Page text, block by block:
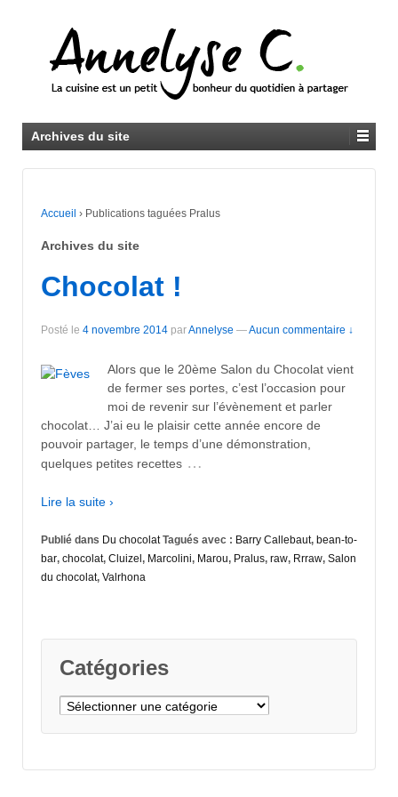
Archives du site
Accueil › Publications taguées Pralus
Archives du site
Chocolat !
Posté le 4 novembre 2014 parAnnelyse —Aucun commentaire ↓
Alors que le 20ème Salon du Chocolat vient
de fermer ses portes, c’est l’occasion pour
moi de revenir sur l’évènement et parler
chocolat… J’ai eu le plaisir cette année encore de
pouvoir partager, le temps d’une démonstration,
quelques petites recettes …
Lire la suite ›
Publié dans Du chocolatTagués avec : Barry Callebaut, bean-to-
bar, chocolat, Cluizel , Marcolini, Marou, Pralus, raw, Rrraw, Salon
du chocolat, Valrhona
Catégories
Catégories